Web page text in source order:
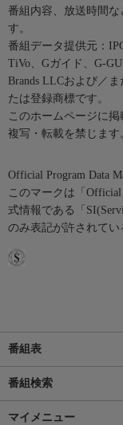
番組内容、放送時間
す。
番組データ提供元：
TiVo、Gガイド、G-
Brands LLCおよび／
たは登録商標です。
このホームページに
複写・転載を禁じます
Official Program Data
このマークは「
式情報である「
のみ表記が許されてい
番組表
番組検索
マイメニュー